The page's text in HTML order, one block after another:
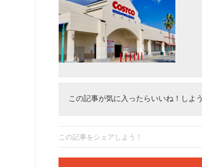
この記事が気に入ったらいいね！しよう
この記事をシェアしよう！